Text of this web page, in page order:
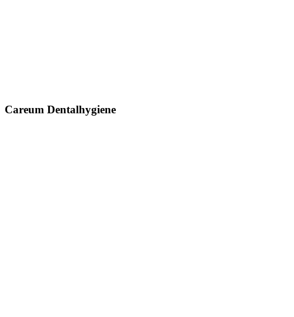
Careum Dentalhygiene